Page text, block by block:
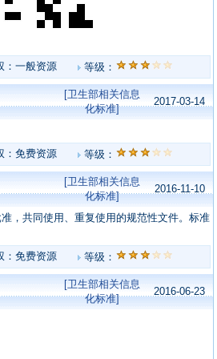
：一般资源 等级：
[卫生部相关信息
化标准]
2017-03-14
：免费资源 等级：
[卫生部相关信息
化标准]
2016-11-10
，共同使用、重复使用的规范性文件。标准
：免费资源 等级：
[卫生部相关信息
化标准]
2016-06-23